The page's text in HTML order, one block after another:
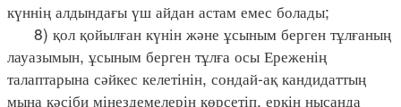
күннің алдындағы үш айдан астам емес болады;
8) қол қойылған күнін және ұсыным берген тұлғаның
лауазымын, ұсыным берген тұлға осы Ереженің
талаптарына сәйкес келетінін, сондай-ақ кандидаттың
мына кәсіби мінездемелерін көрсетіп, еркін нысанда